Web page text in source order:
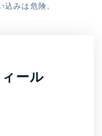
みは危険。
ール